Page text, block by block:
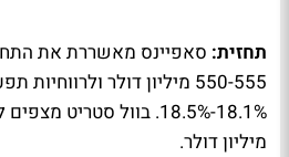
תחזית: סאפיינס מאשררת את
550-555 מיליון דולר
מיליון דולר.